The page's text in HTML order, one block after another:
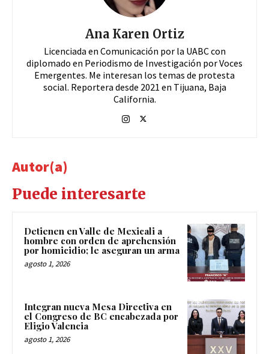
Ana Karen Ortiz
Licenciada en Comunicación por la UABC con
diplomado en Periodismo de Investigación por Voces
Emergentes. Me interesan los temas de protesta
social. Reportera desde 2021 en Tijuana, Baja
California.
Autor(a)
Puede interesarte
Detienen en Valle de Mexicali a
hombre con orden de aprehensión
por homicidio; le aseguran un arma
agosto 1, 2026
Integran nueva Mesa Directiva en
el Congreso de BC encabezada por
Eligio Valencia
agosto 1, 2026